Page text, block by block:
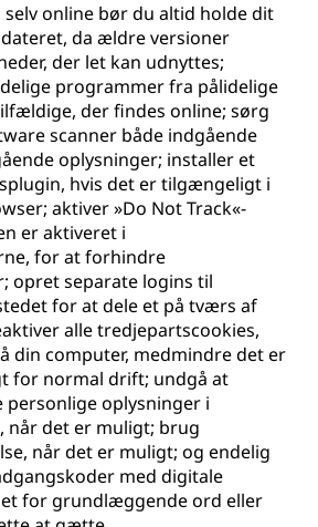
selv online bør du altid holde dit
da ældre versioner
der let kan udnyttes;
programmer fra pålidelige
der findes online; sørg
scanner både indgående
oplysninger; installer et
hvis det er tilgængeligt i
aktiver »Do Not Track«-
er aktiveret i
for at forhindre
opret separate logins til
for at dele et på tværs af
alle tredjepartscookies,
din computer, medmindre det er
for normal drift; undgå at
oplysninger i
det er muligt; brug
når det er muligt; og endelig
med digitale
for grundlæggende ord eller